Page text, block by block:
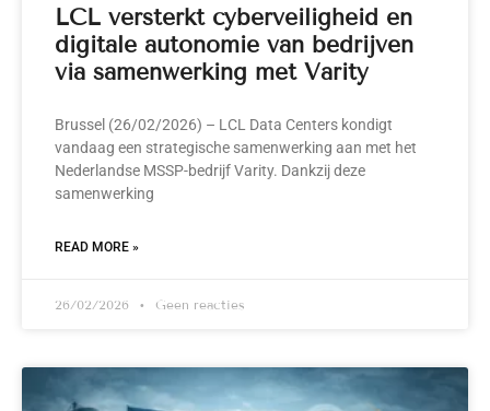
LCL versterkt cyberveiligheid en
digitale autonomie van bedrijven
via samenwerking met Varity
Brussel (26/02/2026) – LCL Data Centers kondigt
vandaag een strategische samenwerking aan met het
Nederlandse MSSP-bedrijf Varity. Dankzij deze
samenwerking
READ MORE »
26/02/2026 Geen reacties